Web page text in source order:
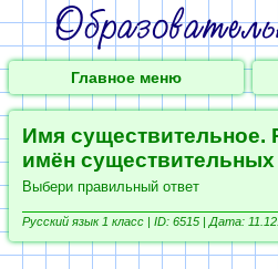
Главное меню
Имя существительное.
имён существительных
Выбери правильный ответ
Русский язык 1 класс | ID: 6515 | Дата: